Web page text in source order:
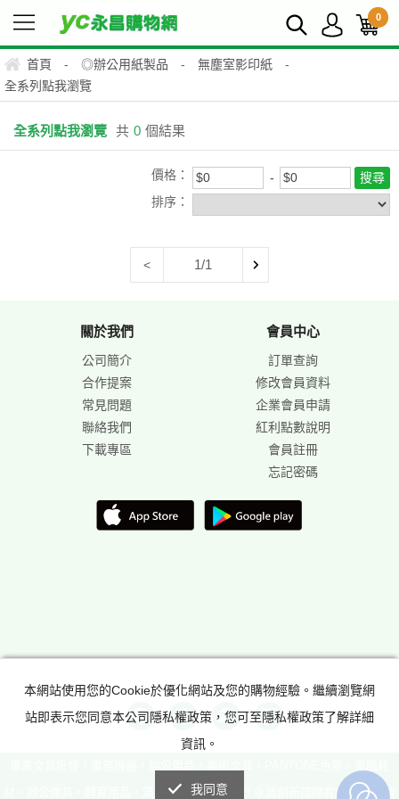
0
首頁 - ◎辦公用紙製品 - 無塵室影印紙
-
全系列點我瀏覽
全系列點我瀏覽 共 0 個結果
價格：
排序：
< 1/1
關於我們
公司簡介
合作提案
常見問題
聯絡我們
下載專區
會員中心
訂單查詢
修改會員資料
企業會員申請
紅利點數說明
會員註冊
忘記密碼
材，辦公傢具，體育用品，滿足所有辦公室需求! 永昌創新國際有限公司 版權
本網站使用您的Cookie於優化網站及您的購物經驗。繼續瀏覽網
站即表示您同意本公司隱私權政策，您可至隱私權政策了解詳細
資訊。
我同意